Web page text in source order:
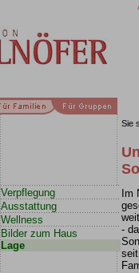
Verpflegung
Ausstattung
Wellness
Bilder zum Haus
Lage
Sie
Im
-